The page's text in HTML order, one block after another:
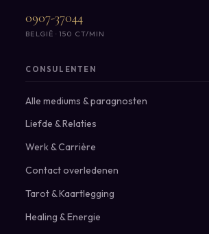
0907-37044
BELGIË · 150 CT/MIN
CONSULENTEN
Alle mediums & paragnosten
Liefde & Relaties
Werk & Carrière
Contact overledenen
Tarot & Kaartlegging
Healing & Energie